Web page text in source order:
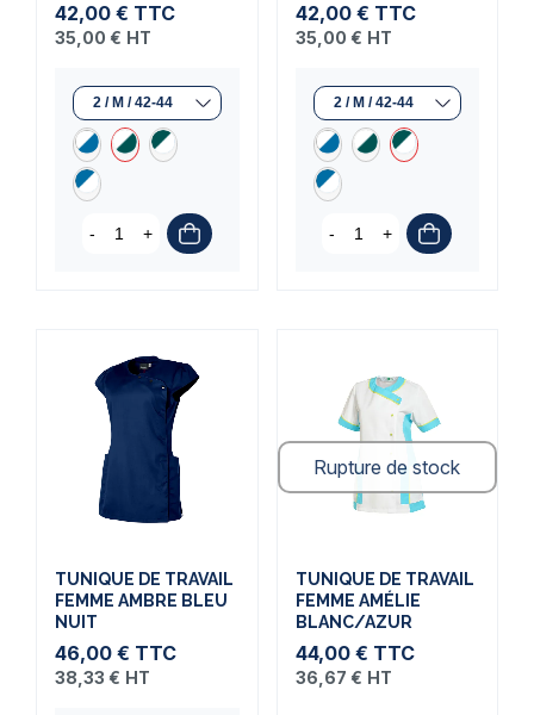
42,00 € TTC
35,00 € HT
- +
42,00 € TTC
35,00 € HT
- +
TUNIQUE DE TRAVAIL
FEMME AMBRE BLEU
NUIT
46,00 € TTC
38,33 € HT
Rupture de stock
TUNIQUE DE TRAVAIL
FEMME AMÉLIE
BLANC/AZUR
44,00 € TTC
36,67 € HT